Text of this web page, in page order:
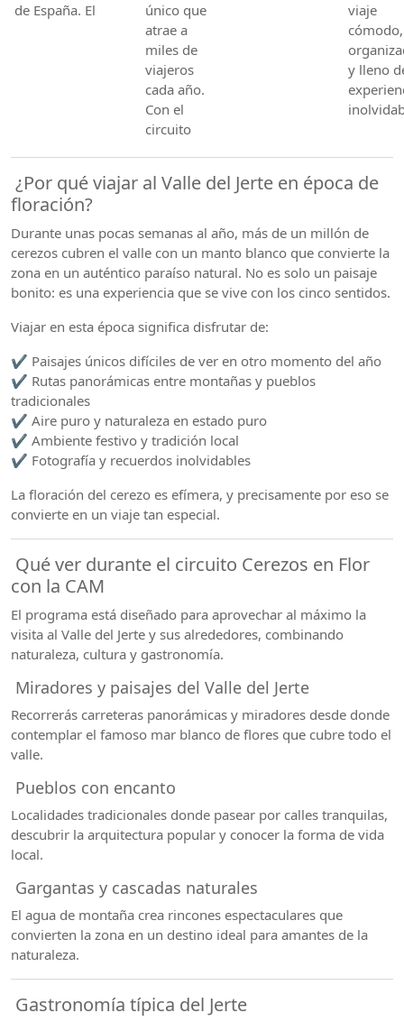
de España. El
único que
atrae a
miles de
viajeros
cada año.
Con el
circuito
viaje
cómodo,
y lleno
¿Por qué viajar al Valle del Jerte en época de
floración?
Durante unas pocas semanas al año, más de un millón de
cerezos cubren el valle con un manto blanco que convierte la
zona en un auténtico paraíso natural. No es solo un paisaje
bonito: es una experiencia que se vive con los cinco sentidos.
Viajar en esta época significa disfrutar de:
✔️ Paisajes únicos difíciles de ver en otro momento del año
✔️ Rutas panorámicas entre montañas y pueblos
tradicionales
✔️ Aire puro y naturaleza en estado puro
✔️ Ambiente festivo y tradición local
✔️ Fotografía y recuerdos inolvidables
La floración del cerezo es efímera, y precisamente por eso se
convierte en un viaje tan especial.
Qué ver durante el circuito Cerezos en Flor
con la CAM
El programa está diseñado para aprovechar al máximo la
visita al Valle del Jerte y sus alrededores, combinando
naturaleza, cultura y gastronomía.
Miradores y paisajes del Valle del Jerte
Recorrerás carreteras panorámicas y miradores desde donde
contemplar el famoso mar blanco de flores que cubre todo el
valle.
Pueblos con encanto
Localidades tradicionales donde pasear por calles tranquilas,
descubrir la arquitectura popular y conocer la forma de vida
local.
Gargantas y cascadas naturales
El agua de montaña crea rincones espectaculares que
convierten la zona en un destino ideal para amantes de la
naturaleza.
Gastronomía típica del Jerte